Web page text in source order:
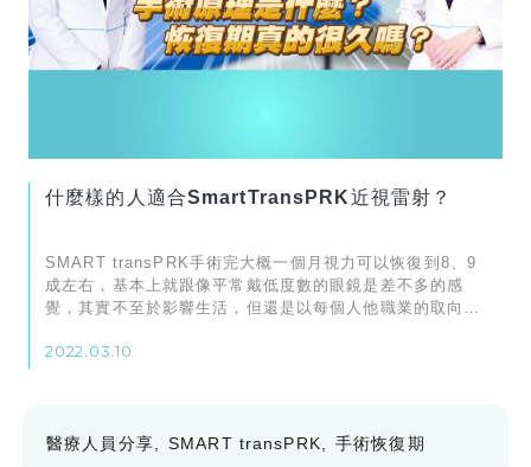
什麼樣的人適合SmartTransPRK近視雷射？
SMART transPRK手術完大概一個月視力可以恢復到8、9
成左右，基本上就跟像平常戴低度數的眼鏡是差不多的感
覺，其實不至於影響生活，但還是以每個人他職業的取向跟
2022.03.10
醫療人員分享 SMART transPRK 手術恢復期